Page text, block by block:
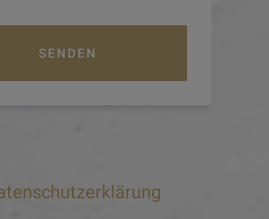
SENDEN